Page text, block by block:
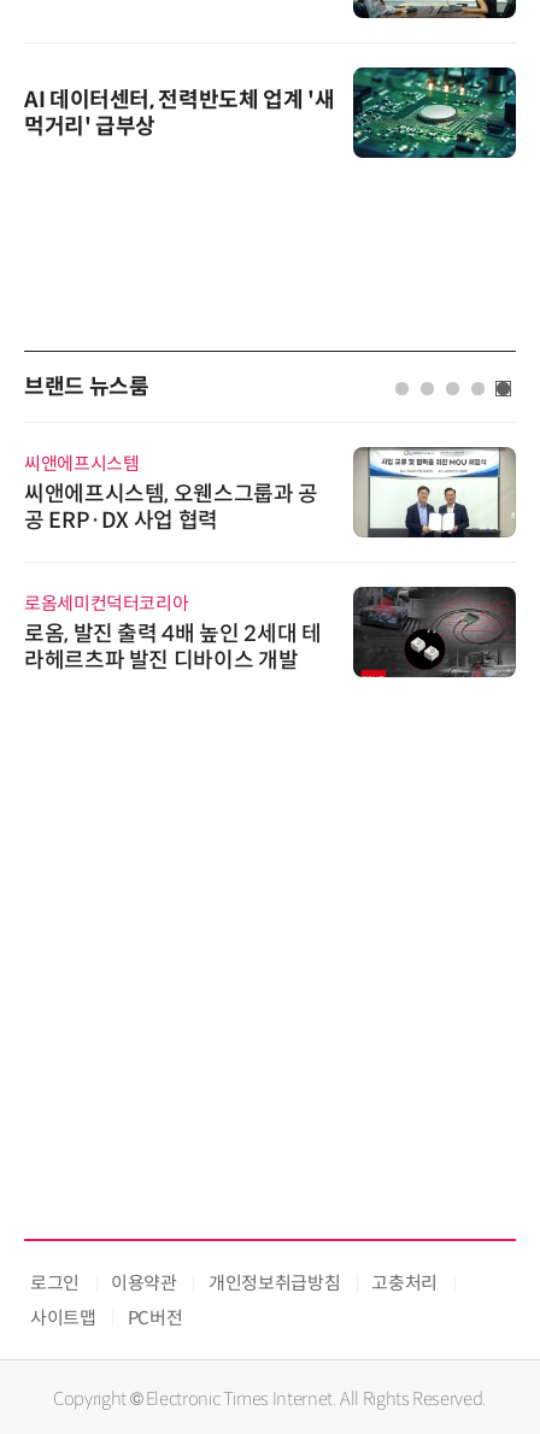
AI 데이터센터, 전력반도체 업계 '새
먹거리' 급부상
브랜드 뉴스룸
씨앤에프시스템
씨앤에프시스템, 오웬스그룹과 공
공 ERP·DX 사업 협력
로옴세미컨덕터코리아
로옴, 발진 출력 4배 높인 2세대 테
라헤르츠파 발진 디바이스 개발
로그인 이용약관 개인정보취급방침
고충처리
사이트맵
PC버전
Copyright © Electronic Times Internet. All Rights Reserved.